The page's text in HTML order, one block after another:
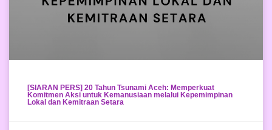
[SIARAN PERS] 20 Tahun Tsunami Aceh: Memperkuat
Komitmen Aksi untuk Kemanusiaan melalui Kepemimpinan
Lokal dan Kemitraan Setara